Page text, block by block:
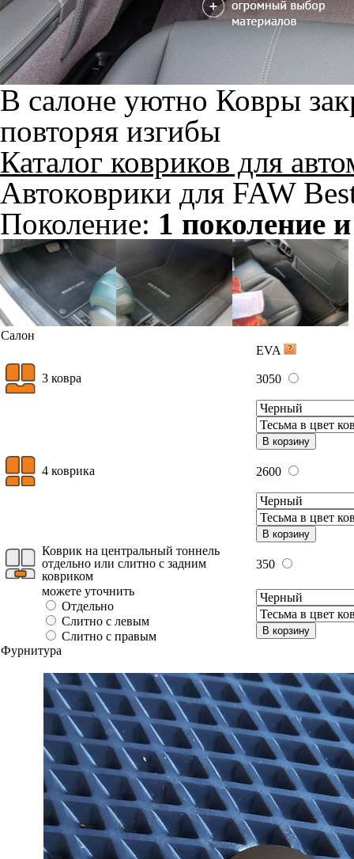
В салоне уютно Ковры
повторяя изгибы
Каталог ковриков для
Автоковрики для FAW
Поколение: 1 поколение
Салон
EVA
3 ковра 3050
В корзину
4 коврика 2600
В корзину
Коврик на центральный тоннель
отдельно или слитно с задним
ковриком
350
можете уточнить
Отдельно
Слитно с левым
Слитно с правым
В корзину
Фурнитура